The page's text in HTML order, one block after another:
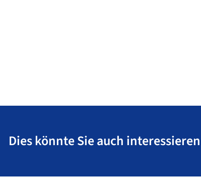
Dies könnte Sie auch interessieren